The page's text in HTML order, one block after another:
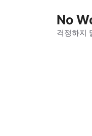
No
걱정하지